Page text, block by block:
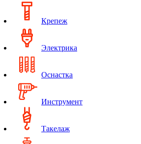
Крепеж
Электрика
Оснастка
Инструмент
Такелаж